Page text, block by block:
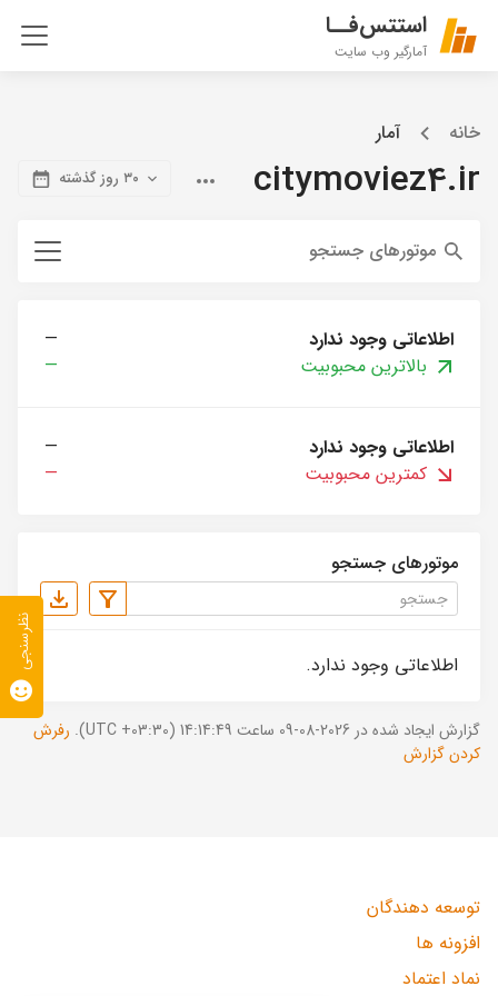
استتس‌فــا
آمارگیر وب سایت
خانه آمار
citymoviez4.ir ۳۰ روز گذشته
موتورهای جستجو
اطلاعاتی وجود ندارد
—
بالاترین محبوبیت
—
اطلاعاتی وجود ندارد
—
کمترین محبوبیت
—
موتورهای جستجو
اطلاعاتی وجود ندارد.
گزارش ایجاد شده در 2026-08-09 ساعت 14:14:49 (UTC +03:30).
رفرش
کردن گزارش
توسعه دهندگان
افزونه ها
نماد اعتماد
نظرسنجی